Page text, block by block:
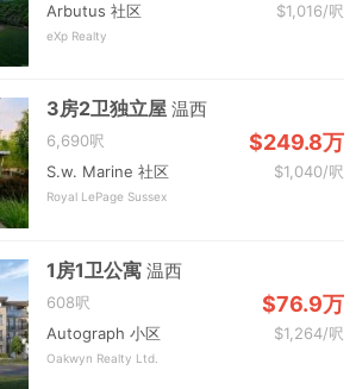
Arbutus 社区 $1,016/呎
eXp Realty
3房2卫独立屋温西
6,690呎 $249.8万
S.w. Marine 社区 $1,040/呎
Royal LePage Sussex
1房1卫公寓温西
608呎 $76.9万
Autograph 小区 $1,264/呎
Oakwyn Realty Ltd.